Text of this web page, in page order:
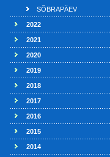
SÕBRAPÄEV
2022
2021
2020
2019
2018
2017
2016
2015
2014